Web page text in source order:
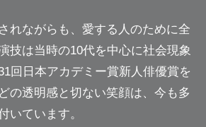
れながらも、愛する人のために全
技は当時の10代を中心に社会現象
回日本アカデミー賞新人俳優賞を
の透明感と切ない笑顔は、今も多
いています。